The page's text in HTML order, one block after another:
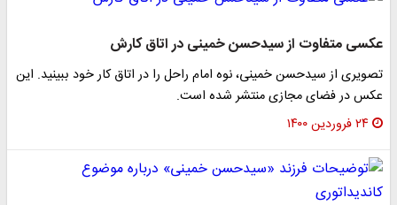
عکسی متفاوت از سیدحسن خمینی در اتاق کارش
تصویری از سیدحسن خمینی، نوه امام راحل را در اتاق کار خود ببینید. این
عکس در فضای مجازی منتشر شده است.
۲۴ فروردین ۱۴۰۰